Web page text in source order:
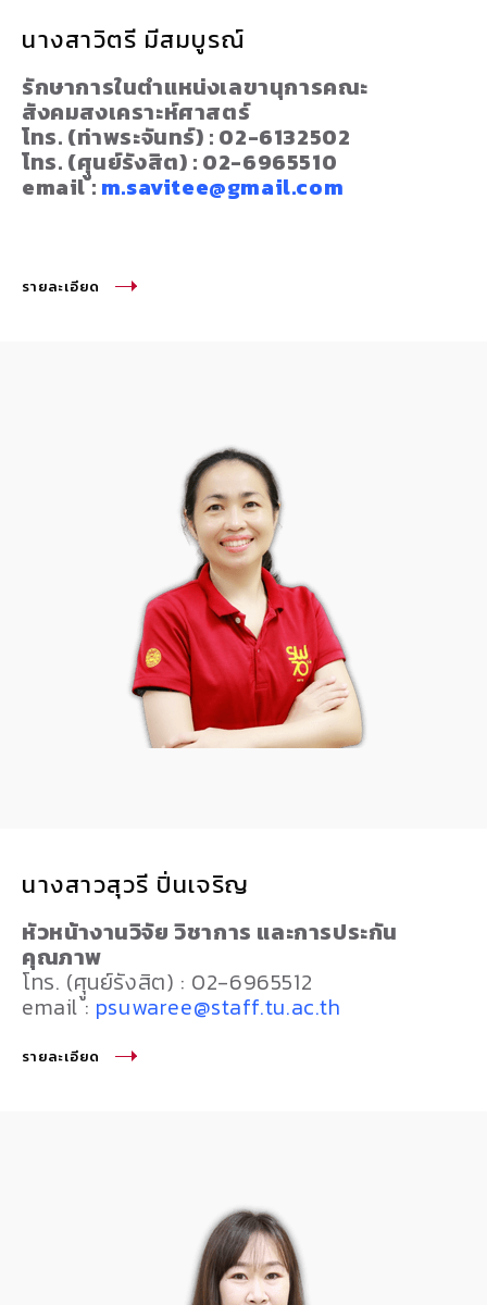
นางสาวิตรี มีสมบูรณ์
รักษาการในตำแหน่งเลขานุการคณะ
สังคมสงเคราะห์ศาสตร์
โทร. (ท่าพระจันทร์) : 02-6132502
โทร. (ศุูนย์รังสิต) : 02-6965510
email : m.savitee@gmail.com
รายละเอียด
นางสาวสุวรี ปิ่นเจริญ
หัวหน้างานวิจัย วิชาการ และการประกัน
คุณภาพ
โทร. (ศุูนย์รังสิต) : 02-6965512
email : psuwaree@staff.tu.ac.th
รายละเอียด